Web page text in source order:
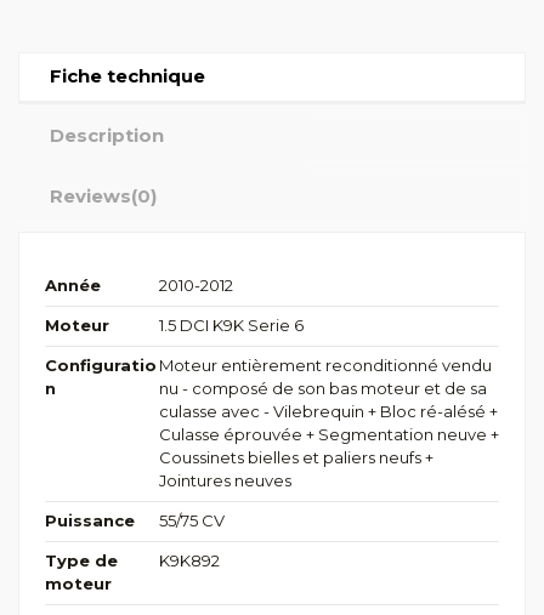
Fiche technique
Description
Reviews(0)
Année 2010-2012
Moteur 1.5 DCI K9K Serie 6
Configuratio
n
Moteur entièrement reconditionné vendu
nu - composé de son bas moteur et de sa
culasse avec - Vilebrequin + Bloc ré-alésé +
Culasse éprouvée + Segmentation neuve +
Coussinets bielles et paliers neufs +
Jointures neuves
Puissance 55/75 CV
Type de
moteur
K9K892